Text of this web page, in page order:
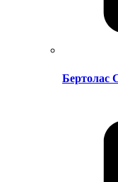
Бертолас